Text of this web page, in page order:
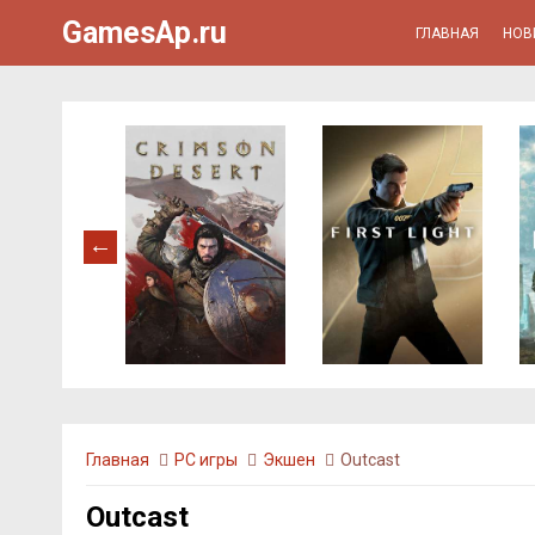
GamesAp.ru ГЛАВНАЯ
Главная PC игры Экшен Outcast
Outcast